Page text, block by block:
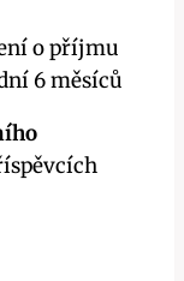
o příjmu
6 měsíců